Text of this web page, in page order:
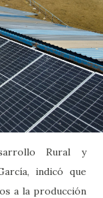
Rural y
indicó que
a la producción